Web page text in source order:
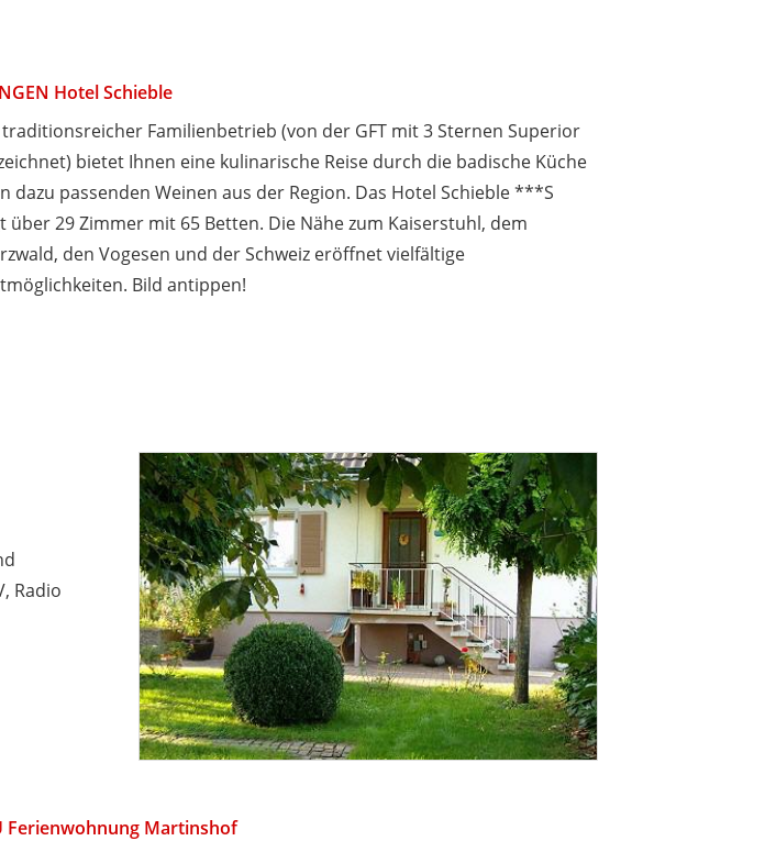
Hotel Schieble
Familienbetrieb (von der GFT mit 3 Sternen Superior
bietet Ihnen eine kulinarische Reise durch die badische Küche
dazu passenden Weinen aus der Region. Das Hotel Schieble ***S
über 29 Zimmer mit 65 Betten. Die Nähe zum Kaiserstuhl, dem
den Vogesen und der Schweiz eröffnet vielfältige
Bild antippen!
Radio
Ferienwohnung Martinshof